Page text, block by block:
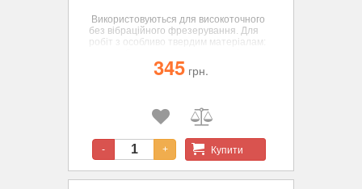
Використовуються для високоточного
без вібраційного фрезерування. Для
робіт з особливо твердим матеріалам:
кольорових металів, пластиків. 2 шт.,
циліндр 2.3мм и сфера 2.3мм.
345 грн.
- + Купити